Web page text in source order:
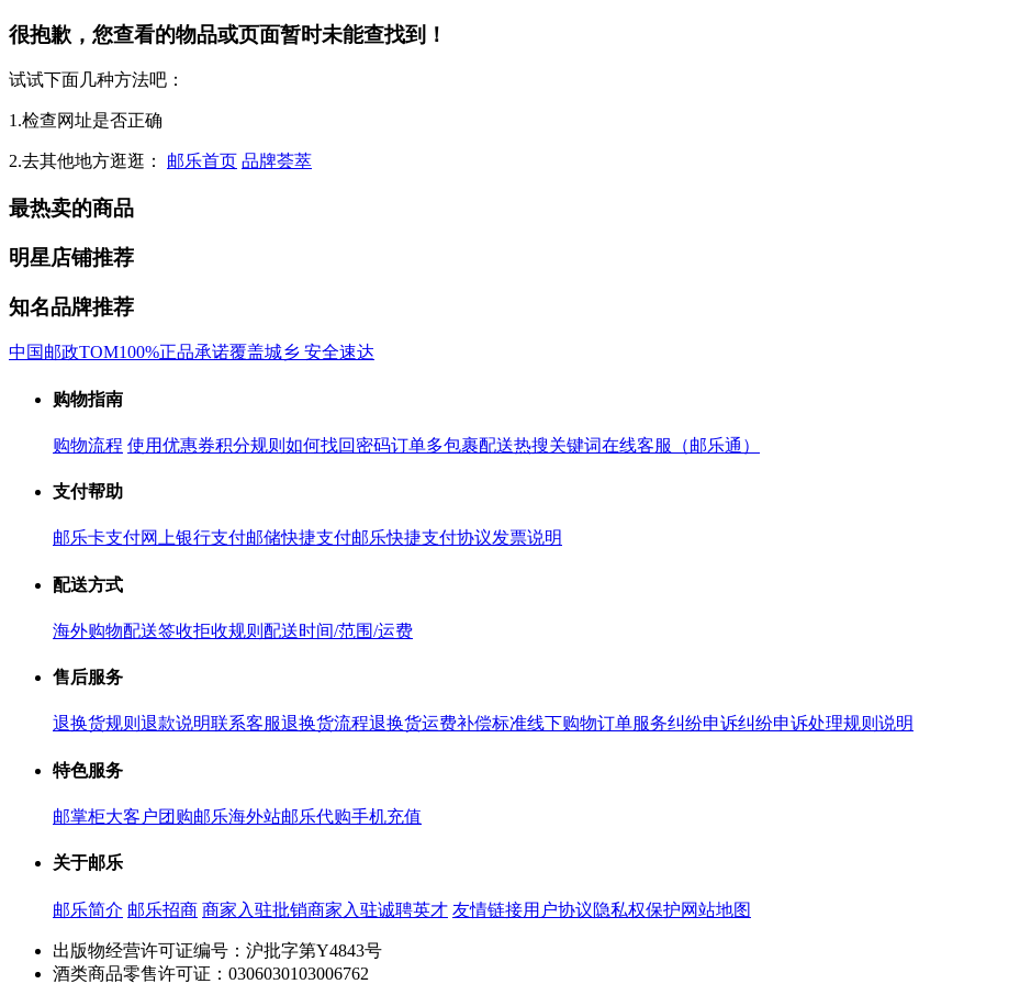
很抱歉，您查看的物品或页面暂时未能查找到！
试试下面几种方法吧：
1.检查网址是否正确
2.去其他地方逛逛： 邮乐首页 品牌荟萃
最热卖的商品
明星店铺推荐
知名品牌推荐
中国邮政TOM100%正品承诺覆盖城乡 安全速达
购物指南
购物流程 使用优惠券积分规则 如何找回密码订单多包裹配送热搜关键词在线客服（邮乐通）
支付帮助
邮乐卡支付网上银行支付邮储快捷支付邮乐快捷支付协议发票说明
配送方式
海外购物配送签收拒收规则 配送时间/范围/运费
售后服务
退换货规则 退款说明联系客服退换货流程退换货运费补偿标准线下购物订单服务纠纷申诉纠纷申诉处理规则说明
特色服务
邮掌柜大客户团购邮乐海外站邮乐代购手机充值
关于邮乐
邮乐简介 邮乐招商 商家入驻批销商家入驻诚聘英才 友情链接用户协议隐私权保护网站地图
出版物经营许可证编号：沪批字第Y4843号
酒类商品零售许可证：0306030103006762